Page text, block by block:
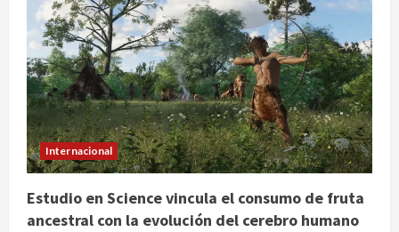
Internacional
Estudio en Science vincula el consumo de fruta
ancestral con la evolución del cerebro humano
2
Lotería Nacional emite billete por
centenario de la Asociación de
Scouts en México
agosto 7, 2026
3
Internacional Portada
Desplome de la IA arrastra a fondos
estrella de Wall Street